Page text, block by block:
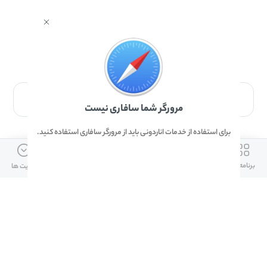
برای دانلود برنامه با مرورگر Safari وارد شوید.
ارتباط با ما
برنامه ها آپدیت ها
مرورگر شما سافاری نیست
برای استفاده از خدمات اناردونی باید از مرورگر سافاری استفاده کنید.